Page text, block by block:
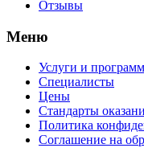
Отзывы
Меню
Услуги и
Специалисты
Цены
Стандарты
Политика
Соглашение на